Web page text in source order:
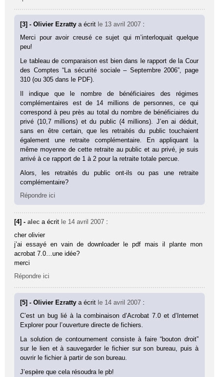
[3] - Olivier Ezrattya écrit le 13 avril 2007 :
Merci pour avoir creusé ce sujet qui m’interloquait quelque
peu!
Le tableau de comparaison est bien dans le rapport de la Cour
des Comptes “La sécurité sociale – Septembre 2006”, page
310 (ou 305 dans le PDF).
Il indique que le nombre de bénéficiaires des régimes
complémentaires est de 14 millions de personnes, ce qui
correspond à peu près au total du nombre de bénéficiaires du
privé (10,7 millions) et du public (4 millions). J’en ai déduit,
sans en être certain, que les retraités du public touchaient
également une retraite complémentaire. En appliquant la
même moyenne de cette retraite au public et au privé, je suis
arrivé à ce rapport de 1 à 2 pour la retraite totale percue.
Alors, les retraités du public ont-ils ou pas une retraite
complémentaire?
Répondre ici
[4] -alec a écrit le 14 avril 2007 :
cher olivier
j’ai essayé en vain de downloader le pdf mais il plante mon
acrobat 7.0…une idée?
merci
Répondre ici
[5] - Olivier Ezrattya écrit le 14 avril 2007 :
C’est un bug lié à la combinaison d’Acrobat 7.0 et d’Internet
Explorer pour l’ouverture directe de fichiers.
La solution de contournement consiste à faire “bouton droit”
sur le lien et à sauvegarder le fichier sur son bureau, puis à
ouvrir le fichier à partir de son bureau.
J’espère que cela résoudra le pb!